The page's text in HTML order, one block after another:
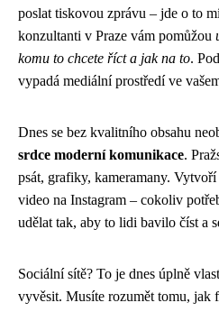
poslat tiskovou zprávu – jde o to
konzultanti v Praze vám pomůžou
komu to chcete říct a jak na to.
vypadá mediální prostředí ve
Dnes se bez kvalitního obsahu
srdce moderní komunikace.
psát, grafiky, kameramany.
video na Instagram – cokoliv
udělat tak, aby to lidi bavilo číst a
Sociální sítě? To je dnes úplně
vyvěsit. Musíte rozumět tomu, jak